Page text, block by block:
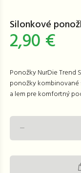
Silonkové
2,90 €
Ponožky NurDie
ponožky kombinované
a lem pre komfortný